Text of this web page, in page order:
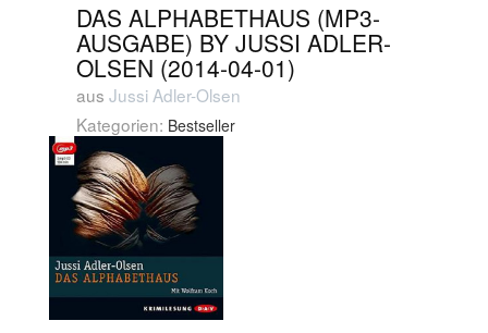
DAS ALPHABETHAUS (MP3-
AUSGABE) BY JUSSI ADLER-
OLSEN (2014-04-01)
aus Jussi Adler-Olsen
Kategorien: Bestseller